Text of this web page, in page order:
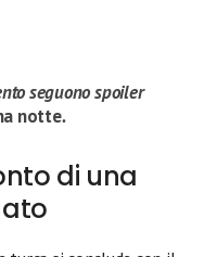
seguono spoiler
notte.
di una